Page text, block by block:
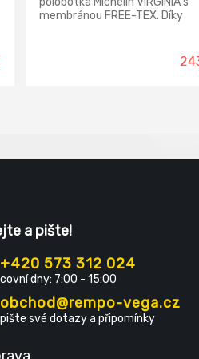
membránou FREE-TEX. Díky
Svršek: hovězinová useň
tloušťce 2,0 - 2,2 mm
a pište!
+420 573 312 024
dny: 7:00 - 15:00
obchod@rempo-vega.cz
své dotazy a připomínky